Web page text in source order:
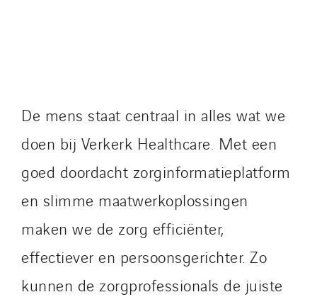
De mens staat centraal in alles wat we
doen bij Verkerk Healthcare. Met een
goed doordacht zorginformatieplatform
en slimme maatwerkoplossingen
maken we de zorg efficiënter,
effectiever en persoonsgerichter. Zo
kunnen de zorgprofessionals de juiste
Tunzini Paris
Tunzini Troyes
Twyver
Uxello
Valentin
VINCI Stiftung